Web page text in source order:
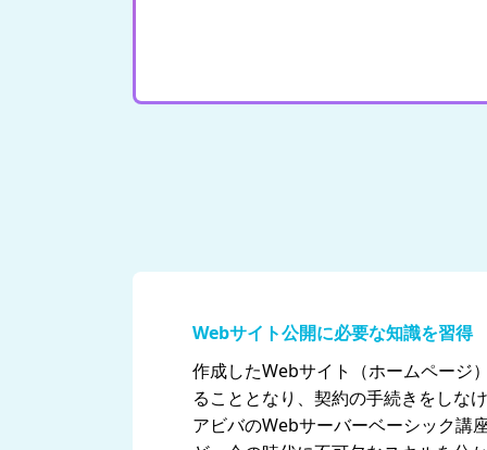
Webサイト公開に必要な知識を習得
作成したWebサイト（ホームページ
ることとなり、契約の手続きをしな
アビバのWebサーバーベーシック講